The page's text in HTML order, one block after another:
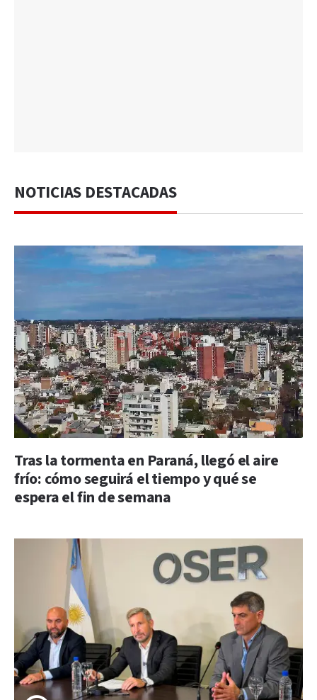
NOTICIAS DESTACADAS
Tras la tormenta en Paraná, llegó el aire
frío: cómo seguirá el tiempo y qué se
espera el fin de semana